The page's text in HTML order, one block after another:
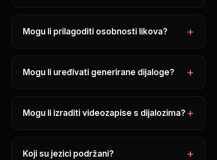
Mogu li prilagoditi osobnosti likova?
Mogu li uređivati generirane dijaloge?
Mogu li izraditi videozapise s dijalozima?
Koji su jezici podržani?